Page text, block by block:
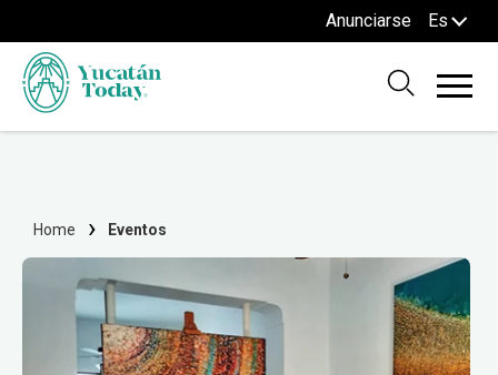
Anunciarse Es
Home Eventos